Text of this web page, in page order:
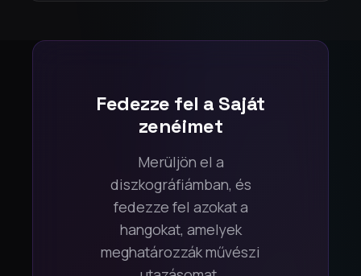
Fedezze fel a Saját
zenéimet
Merüljön el a
diszkográfiámban, és
fedezze fel azokat a
hangokat, amelyek
meghatározzák művészi